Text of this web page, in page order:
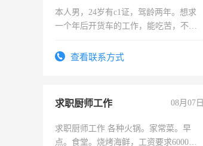
本人男，24岁有c1证，驾龄两年。想求
一个年后开货车的工作，能吃苦，不怕
查看联系方式
求职厨师工作 08月07日
求职厨师工作 各种火锅。家常菜。早
点。食堂。烧烤海鲜，工资要求6000以